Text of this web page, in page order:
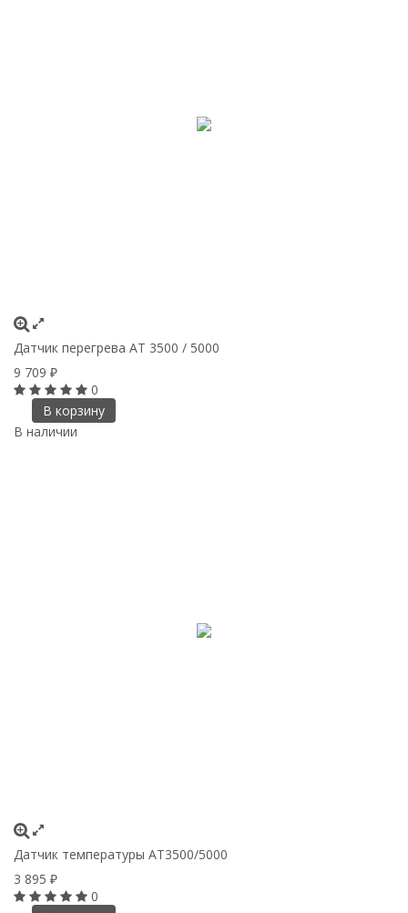
Датчик перегрева AT 3500 / 5000
9 709 ₽
0
В корзину
В наличии
Датчик температуры АТ3500/5000
3 895 ₽
0